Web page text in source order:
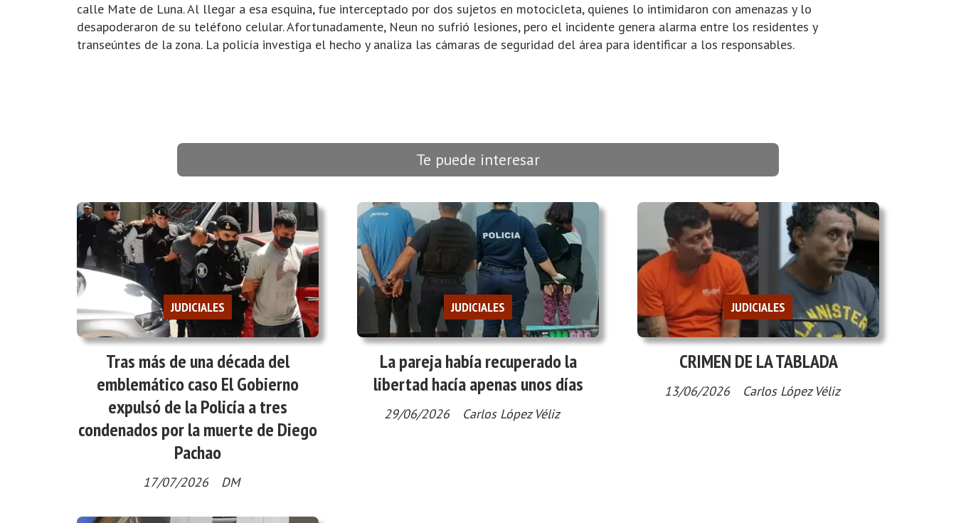
calle Mate de Luna. Al llegar a esa esquina, fue interceptado por dos sujetos en motocicleta, quienes lo intimidaron con amenazas y lo
desapoderaron de su teléfono celular. Afortunadamente, Neun no sufrió lesiones, pero el incidente genera alarma entre los residentes y
transeúntes de la zona. La policía investiga el hecho y analiza las cámaras de seguridad del área para identificar a los responsables.
Te puede interesar
Tras más de una década del
emblemático caso El Gobierno
expulsó de la Policía a tres
condenados por la muerte de Diego
Pachao
DM
JUDICIALES
17/07/2026
La pareja había recuperado la
libertad hacía apenas unos días
Carlos López Véliz
JUDICIALES
29/06/2026
CRIMEN DE LA TABLADA
Carlos López Véliz
JUDICIALES
13/06/2026